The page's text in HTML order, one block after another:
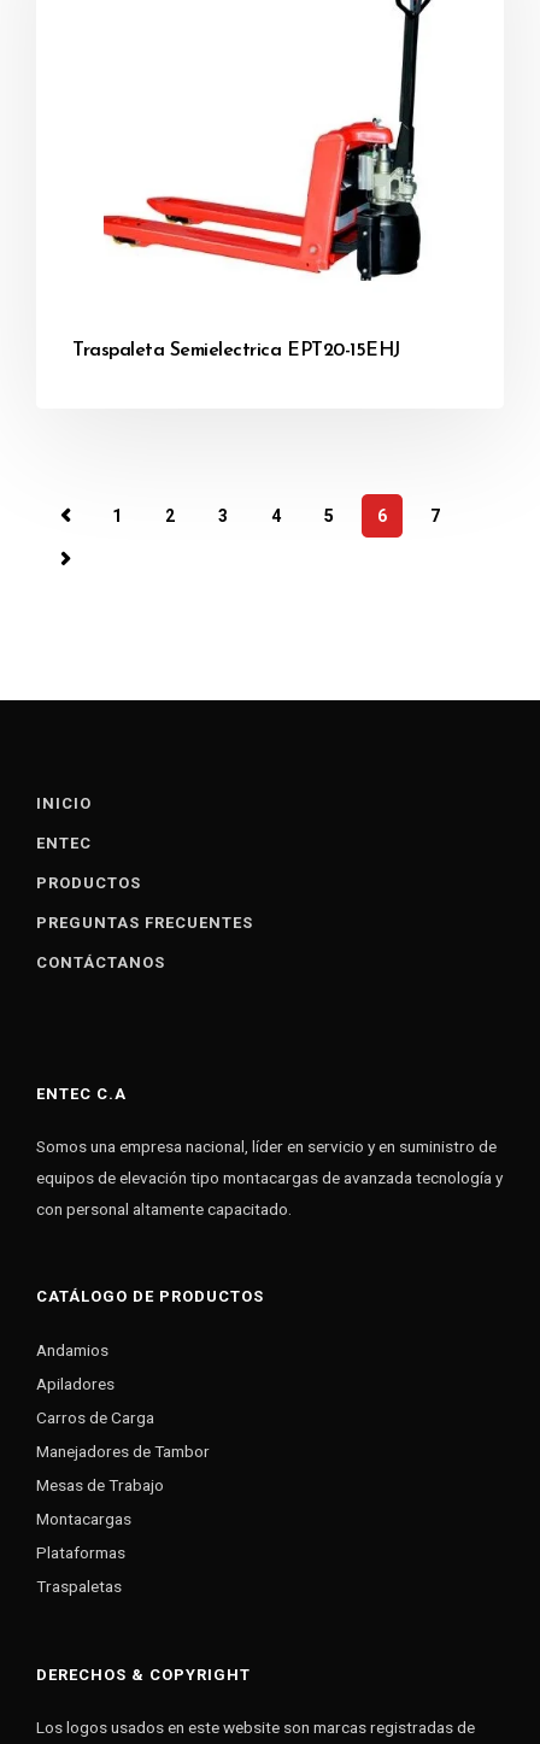
Traspaleta Semielectrica EPT20-15EHJ
1 2 3 4 5 6 7
INICIO
ENTEC
PRODUCTOS
PREGUNTAS FRECUENTES
CONTÁCTANOS
ENTEC C.A
Somos una empresa nacional, líder en servicio y en suministro de
equipos de elevación tipo montacargas de avanzada tecnología y
con personal altamente capacitado.
CATÁLOGO DE PRODUCTOS
Andamios
Apiladores
Carros de Carga
Manejadores de Tambor
Mesas de Trabajo
Montacargas
Plataformas
Traspaletas
DERECHOS & COPYRIGHT
Los logos usados en este website son marcas registradas de